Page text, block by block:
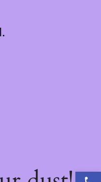
Ανοίξτε τη γραμμή εργαλείων